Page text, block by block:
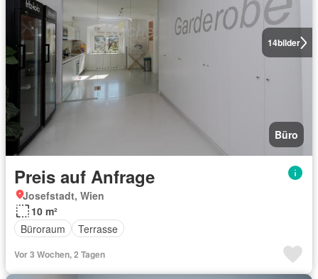
14bilder
Büro
Preis auf Anfrage
Josefstadt, Wien
10 m²
Büroraum
Terrasse
Vor 3 Wochen, 2 Tagen